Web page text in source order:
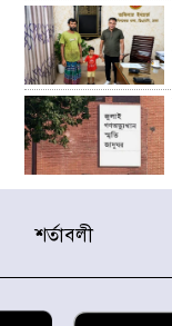
র‌্যাব-১
শর্তাবলী